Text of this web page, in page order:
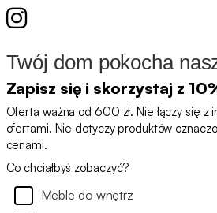
Twój dom pokocha
Zapisz się i skorzystaj z
Oferta ważna od 600 zł. Nie łączy się z
ofertami. Nie dotyczy produktów
cenami.
Co chciałbyś zobaczyć?
Meble do wnętrz